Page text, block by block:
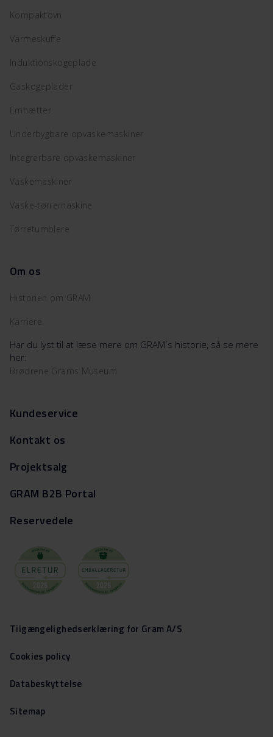
Kompaktovn
Varmeskuffe
Induktionskogeplade
Gaskogeplader
Emhætter
Underbygbare opvaskemaskiner
Integrerbare opvaskemaskiner
Vaskemaskiner
Vaske-tørremaskine
Tørretumblere
Om os
Historien om GRAM
Karriere
Har du lyst til at læse mere om GRAM´s historie, så se mere
her:
Brødrene Grams Museum
Kundeservice
Kontakt os
Projektsalg
GRAM B2B Portal
Reservedele
Tilgængelighedserklæring for Gram A/S
Cookies policy
Databeskyttelse
Sitemap